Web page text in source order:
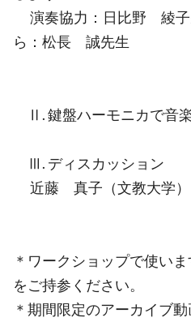
演奏協力：日比野 綾
ら：松長 誠先生
Ⅱ. 鍵盤ハーモニカで音
Ⅲ. ディスカッション
近藤 真子（文教大学）
＊ワークショップで使い
をご持参ください。
＊期間限定のアーカイブ